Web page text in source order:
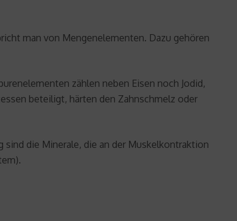
man von Mengenelementen. Dazu gehören
zählen neben Eisen noch Jodid,
beteiligt, härten den Zahnschmelz oder
die Minerale, die an der Muskelkontraktion